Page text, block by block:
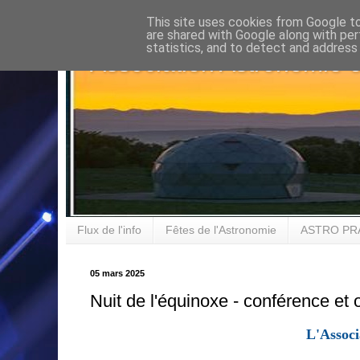
Association Astronomie
Flux de l'info Fêtes de l'Astronomie ASTRO
05 mars 2025
Nuit de l'équinoxe - conférence et
This site uses cookies from Google
are shared with Google along with
statistics, and to detect and address